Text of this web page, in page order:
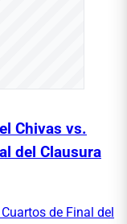
Chivas vs.
del Clausura
de Final del